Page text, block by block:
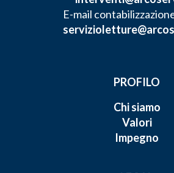
E-mail
PROFILO
Chi siamo
Valori
Impegno